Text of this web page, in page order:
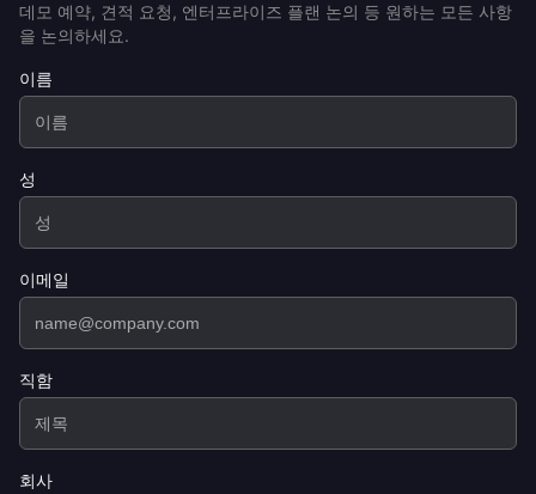
데모 예약, 견적 요청, 엔터프라이즈 플랜 논의 등 원하는 모든 사항
을 논의하세요.
이름
성
이메일
직함
회사